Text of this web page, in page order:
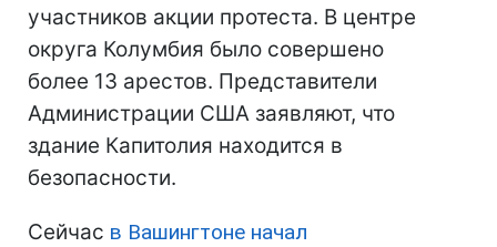
участников акции протеста. В центре
округа Колумбия было совершено
более 13 арестов. Представители
Администрации США заявляют, что
здание Капитолия находится в
безопасности.
Сейчас в Вашингтоне начал